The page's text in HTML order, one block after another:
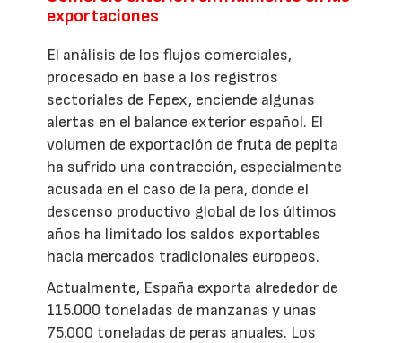
exportaciones
El análisis de los flujos comerciales,
procesado en base a los registros
sectoriales de Fepex, enciende algunas
alertas en el balance exterior español. El
volumen de exportación de fruta de pepita
ha sufrido una contracción, especialmente
acusada en el caso de la pera, donde el
descenso productivo global de los últimos
años ha limitado los saldos exportables
hacia mercados tradicionales europeos.
Actualmente, España exporta alrededor de
115.000 toneladas de manzanas y unas
75.000 toneladas de peras anuales. Los